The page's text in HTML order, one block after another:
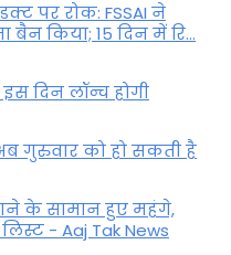
पर रोक: FSSAI ने
किया; 15 दिन में रि...
दिन लॉन्च होगी
गुरुवार को हो सकती है
के सामान हुए महंगे,
- Aaj Tak News